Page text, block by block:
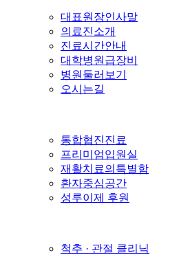
대표원장인사말
의료진소개
진료시간안내
대학병원급장비
병원둘러보기
오시는길
통합협진진료
프리미엄입원실
재활치료의특별함
환자중심공간
성루이제 후원
척추 · 관절 클리닉